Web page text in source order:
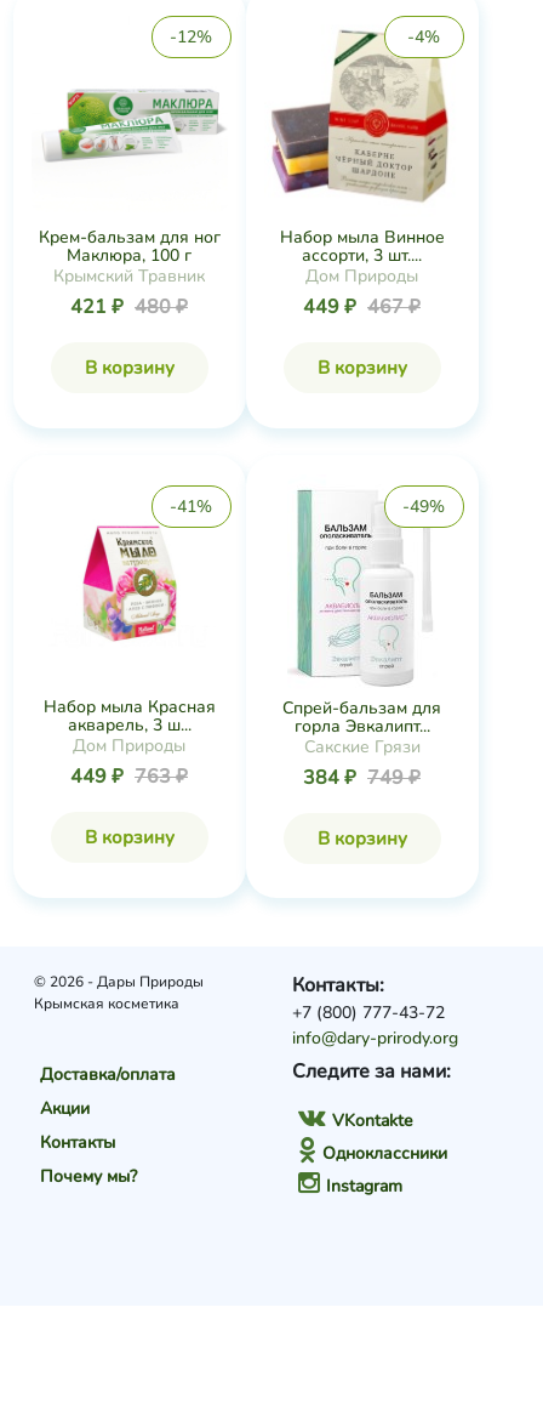
-12%
Крем-бальзам для ног
Маклюра, 100 г
Крымский Травник
421 ₽ 480 ₽
В корзину
-4%
Набор мыла Винное
ассорти, 3 шт....
Дом Природы
449 ₽ 467 ₽
В корзину
-41%
Набор мыла Красная
акварель, 3 ш...
Дом Природы
449 ₽ 763 ₽
В корзину
-49%
Спрей-бальзам для
горла Эвкалипт...
Сакские Грязи
384 ₽ 749 ₽
В корзину
© 2026 - Дары Природы
Крымская косметика
Доставка/оплата
Акции
Контакты
Почему мы?
Следите за нами:
VKontakte
Одноклассники
Instagram
Контакты:
+7 (800) 777-43-72
info@dary-prirody.org